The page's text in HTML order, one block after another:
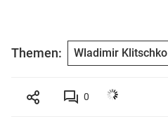
Themen: Wladimir Klitschko
0